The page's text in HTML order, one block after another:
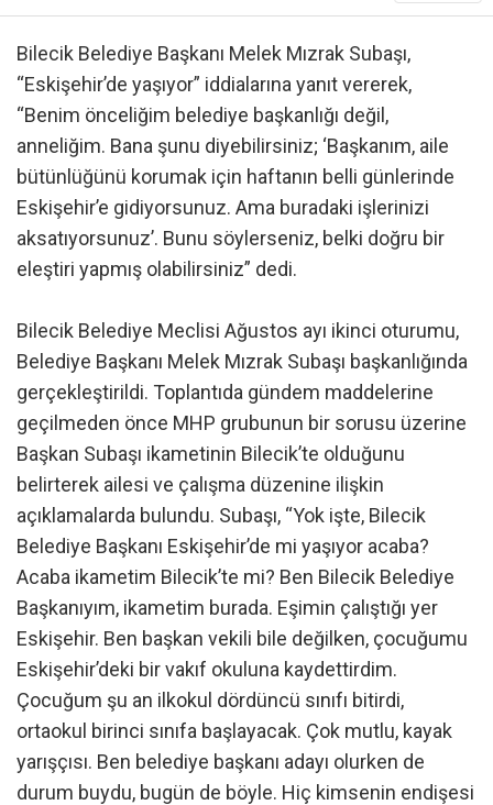
Bilecik Belediye Başkanı Melek Mızrak Subaşı,
“Eskişehir’de yaşıyor” iddialarına yanıt vererek,
“Benim önceliğim belediye başkanlığı değil,
anneliğim. Bana şunu diyebilirsiniz; ‘Başkanım, aile
bütünlüğünü korumak için haftanın belli günlerinde
Eskişehir’e gidiyorsunuz. Ama buradaki işlerinizi
aksatıyorsunuz’. Bunu söylerseniz, belki doğru bir
eleştiri yapmış olabilirsiniz” dedi.
Bilecik Belediye Meclisi Ağustos ayı ikinci oturumu,
Belediye Başkanı Melek Mızrak Subaşı başkanlığında
gerçekleştirildi. Toplantıda gündem maddelerine
geçilmeden önce MHP grubunun bir sorusu üzerine
Başkan Subaşı ikametinin Bilecik’te olduğunu
belirterek ailesi ve çalışma düzenine ilişkin
açıklamalarda bulundu. Subaşı, “Yok işte, Bilecik
Belediye Başkanı Eskişehir’de mi yaşıyor acaba?
Acaba ikametim Bilecik’te mi? Ben Bilecik Belediye
Başkanıyım, ikametim burada. Eşimin çalıştığı yer
Eskişehir. Ben başkan vekili bile değilken, çocuğumu
Eskişehir’deki bir vakıf okuluna kaydettirdim.
Çocuğum şu an ilkokul dördüncü sınıfı bitirdi,
ortaokul birinci sınıfa başlayacak. Çok mutlu, kayak
yarışçısı. Ben belediye başkanı adayı olurken de
durum buydu, bugün de böyle. Hiç kimsenin endişesi